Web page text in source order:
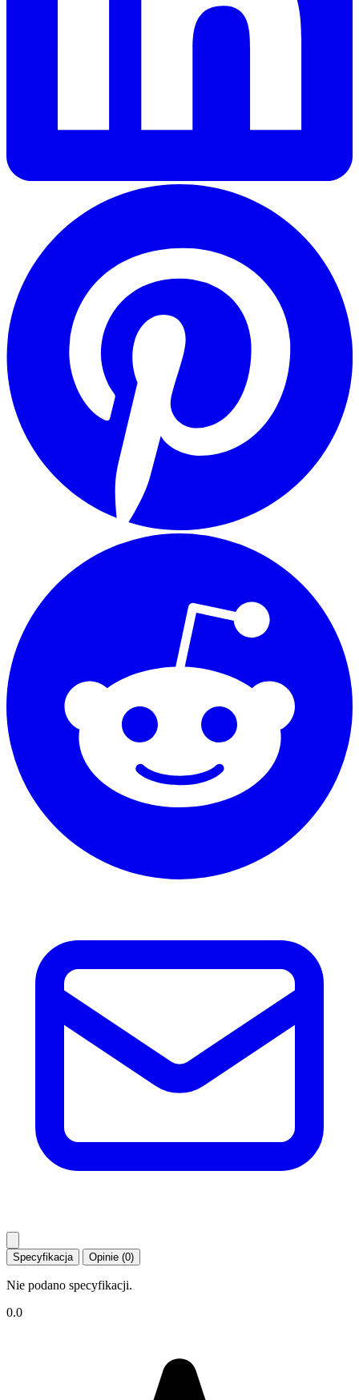
Specyfikacja Opinie (0)
Nie podano specyfikacji.
0.0